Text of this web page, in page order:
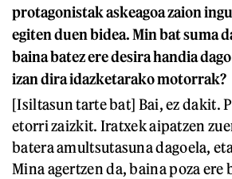
protagonistak askeagoa zaion
egiten duen bidea. Min bat suma
baina batez ere desira handia
izan dira idazketarako motorrak?
[Isiltasun tarte bat] Bai, ez dakit.
etorri zaizkit. Iratxek aipatzen
batera amultsutasuna dagoela,
Mina agertzen da, baina poza ere